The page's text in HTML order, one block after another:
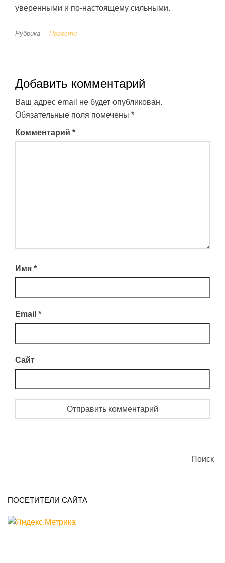
уверенными и по-настоящему сильными.
Рубрика Новости
Добавить комментарий
Ваш адрес email не будет опубликован.
Обязательные поля помечены *
Комментарий *
Имя *
Email *
Сайт
ПОСЕТИТЕЛИ САЙТА